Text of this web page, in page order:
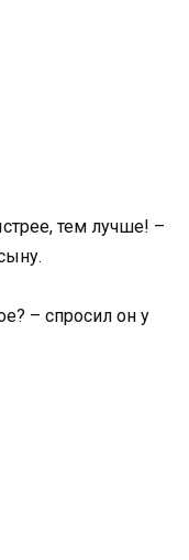
тем лучше! –
– спросил он у